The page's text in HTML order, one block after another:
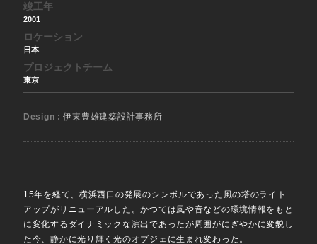
竣工年
2001
ロケーション
日本
プロジェクトチーム
東京
Design :伊東豊雄建築設計事務所
15年を経て、横浜西口の発展のシンボルであった風の塔のライト
アップがリニューアルした。かつては風や音などの環境情報をもと
に変化するダイナミックな演出であったが周囲がにぎやかに変貌し
た今、静かに光り輝く光のオブジェに生まれ変わった。